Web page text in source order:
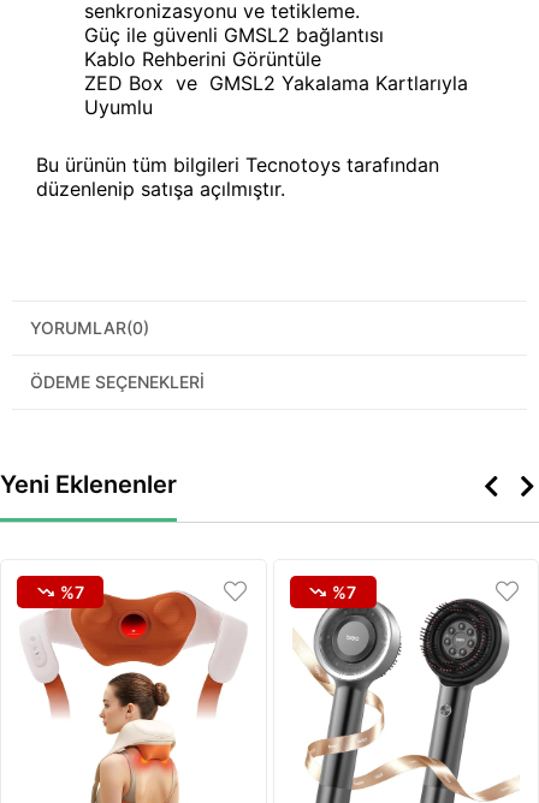
senkronizasyonu ve tetikleme.
Güç ile güvenli GMSL2 bağlantısı
Kablo Rehberini Görüntüle
ZED Box ve GMSL2 Yakalama Kartlarıyla
Uyumlu
Bu ürünün tüm bilgileri Tecnotoys tarafından
düzenlenip satışa açılmıştır.
YORUMLAR(0)
ÖDEME SEÇENEKLERI
Yeni Eklenenler
%7 %7